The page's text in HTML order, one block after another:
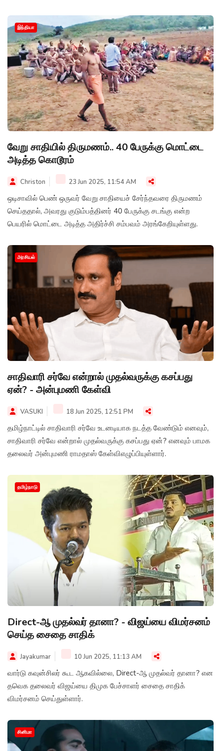
இந்தியா
வேறு சாதியில் திருமணம்.. 40 பேருக்கு மொட்டை
அடித்த கொடூரம்
Christon 23 Jun 2025, 11:54 AM
ஒடிசாவில் பெண் ஒருவர் வேறு சாதியைச் சேர்ந்தவரை திருமணம்
செய்ததால், அவரது குடும்பத்தினர் 40 பேருக்கு சடங்கு என்ற
பெயரில் மொட்டை அடித்த அதிர்ச்சி சம்பவம் அரங்கேறியுள்ளது.
அரசியல்
சாதிவாரி சர்வே என்றால் முதல்வருக்கு கசப்பது
ஏன்? - அன்புமணி கேள்வி
VASUKI 18 Jun 2025, 12:51 PM
தமிழ்நாட்டில் சாதிவாரி சர்வே உடனடியாக நடத்த வேண்டும் எனவும்,
சாதிவாரி சர்வே என்றால் முதல்வருக்கு கசப்பது ஏன்? எனவும் பாமக
தலைவர் அன்புமணி ராமதாஸ் கேள்விஎழுப்பியுள்ளார்.
தமிழ்நாடு
Direct-ஆ முதல்வர் தானா? - விஜய்யை விமர்சனம்
செய்த சைதை சாதிக்
Jayakumar 10 Jun 2025, 11:13 AM
வார்டு கவுன்சிலர் கூட ஆகவில்லை, Direct-ஆ முதல்வர் தானா? என
தவெக தலைவர் விஜய்யை திமுக பேச்சாளர் சைதை சாதிக்
விமர்சனம் செய்துள்ளார்.
சினிமா